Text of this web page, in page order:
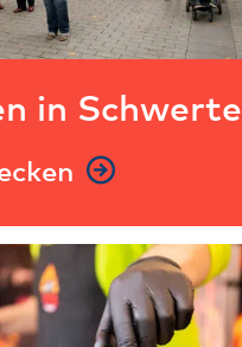
in Schwerte